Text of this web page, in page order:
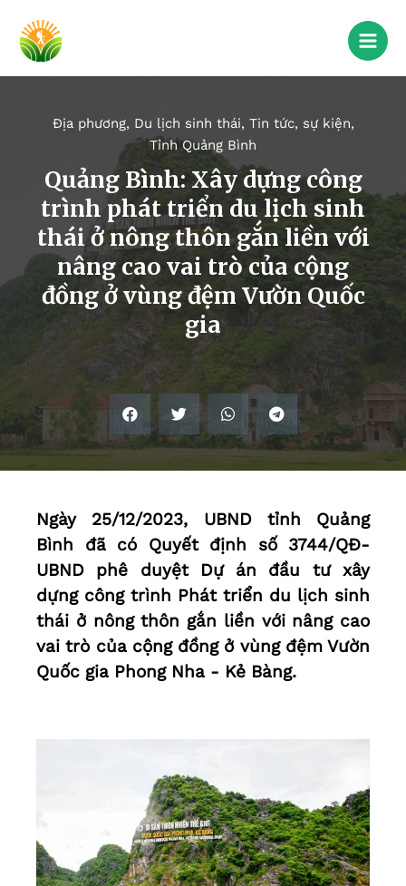
Địa phương, Du lịch sinh thái, Tin tức, sự kiện,
Tỉnh Quảng Bình
Quảng Bình: Xây dựng công
trình phát triển du lịch sinh
thái ở nông thôn gắn liền với
nâng cao vai trò của cộng
đồng ở vùng đệm Vườn Quốc
gia
Ngày 25/12/2023, UBND tỉnh Quảng
Bình đã có Quyết định số 3744/QĐ-
UBND phê duyệt Dự án đầu tư xây
dựng công trình Phát triển du lịch sinh
thái ở nông thôn gắn liền với nâng cao
vai trò của cộng đồng ở vùng đệm Vườn
Quốc gia Phong Nha - Kẻ Bàng.